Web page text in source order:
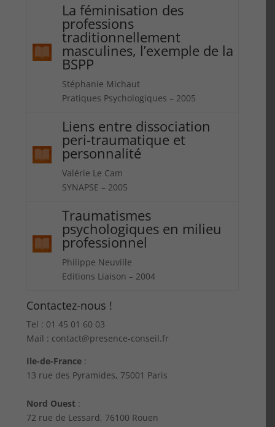
La féminisation des
professions
traditionnellement
masculines, l’exemple de la
BSPP
Stéphanie Michaut
Pratiques Psychologiques – 2005
Liens entre dissociation
peri-traumatique et
personnalité
Valérie Le Cam
SYNAPSE – 2005
Traumatismes
psychologiques en milieu
professionnel
Philippe Neuville
Editions Liaison – 2004
Contactez-nous !
Tel : 01 45 01 60 03
Mail : contact@presence-conseil.fr
Ile-de-France :
13 rue des Pyramides, 75001 Paris
Nord Ouest :
72 rue de Lessard, 76100 Rouen